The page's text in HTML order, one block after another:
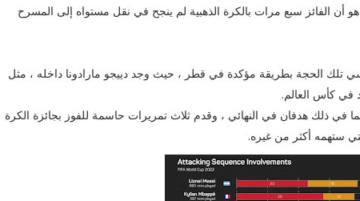
أن الفائز سبع مرات بالكرة الذهبية لم ينجح في نقل مستواه إلى المسرح
كوبا أمريكا في عام 2021 ، أنهى ميسي تلك الحجة بطريقة مؤكدة في قطر ، حيث وجد دييجو مارادونا داخله ، مثل
35 عامًا سبعة أهداف ، بما في ذلك هدفان في النهائي ، وقدم ثلاث تمريرات حاسمة للفوز بجائزة الكرة
ستهمه أكثر من غيره.